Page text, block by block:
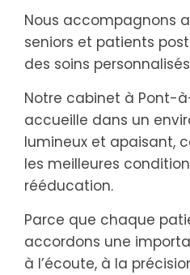
Nous accompagnons
seniors et patients
des soins
Notre cabinet à Pont-
accueille dans un
lumineux et apaisant,
les meilleures
rééducation.
Parce que chaque
accordons une
à l’écoute, à la